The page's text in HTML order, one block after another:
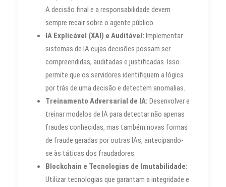
A decisão final e a responsabilidade devem
sempre recair sobre o agente público.
IA Explicável (XAI) e Auditável: Implementar
sistemas de IA cujas decisões possam ser
compreendidas, auditadas e justificadas. Isso
permite que os servidores identifiquem a lógica
por trás de uma decisão e detectem anomalias.
Treinamento Adversarial de IA: Desenvolver e
treinar modelos de IA para detectar não apenas
fraudes conhecidas, mas também novas formas
de fraude geradas por outras IAs, antecipando-
se às táticas dos fraudadores.
Blockchain e Tecnologias de Imutabilidade:
Utilizar tecnologias que garantam a integridade e